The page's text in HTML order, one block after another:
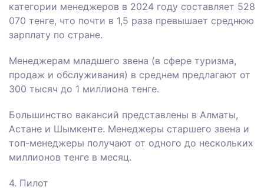
категории менеджеров в 2024 году составляет 528
070 тенге, что почти в 1,5 раза превышает среднюю
зарплату по стране.
Менеджерам младшего звена (в сфере туризма,
продаж и обслуживания) в среднем предлагают от
300 тысяч до 1 миллиона тенге.
Большинство вакансий представлены в Алматы,
Астане и Шымкенте. Менеджеры старшего звена и
топ-менеджеры получают от одного до нескольких
миллионов тенге в месяц.
4. Пилот